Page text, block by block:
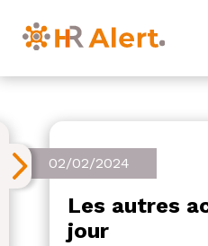
02/02/2024
Les autres
jour